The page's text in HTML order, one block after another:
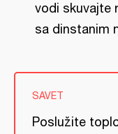
vodi skuvajte
sa dinstanim
SAVET
Poslužite